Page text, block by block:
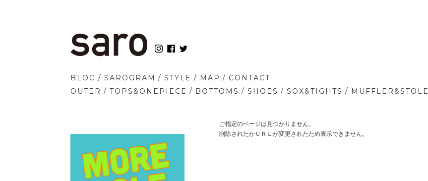
BLOG / SAROGRAM / STYLE / MAP / CONTACT
OUTER / TOPS&ONEPIECE / BOTTOMS / SHOES / SOX&TIGHTS / MUFFLER&STOLE
ご指定のページは見つかりません。
削除されたかＵＲＬが変更されたため表示できません。